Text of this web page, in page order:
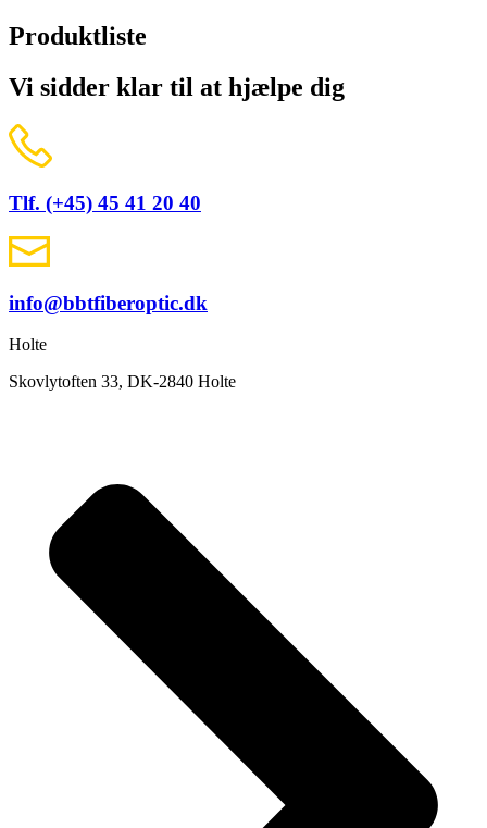
Produktliste
Vi sidder klar til at hjælpe dig
Tlf. (+45) 45 41 20 40
info@bbtfiberoptic.dk
Holte
Skovlytoften 33, DK-2840 Holte